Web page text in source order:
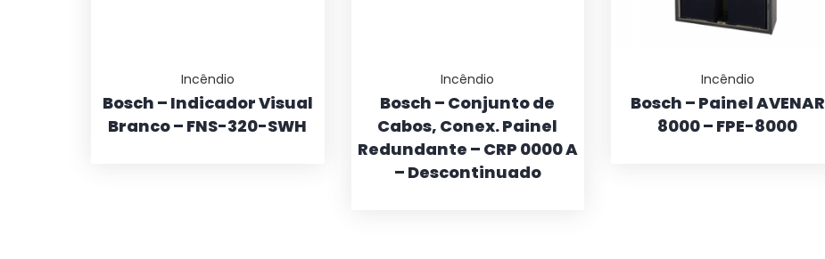
Incêndio
Bosch – Indicador Visual
Branco – FNS-320-SWH
Incêndio
Bosch – Conjunto de
Cabos, Conex. Painel
Redundante – CRP 0000 A
– Descontinuado
Incêndio
Bosch – Painel AVENAR
8000 – FPE-8000